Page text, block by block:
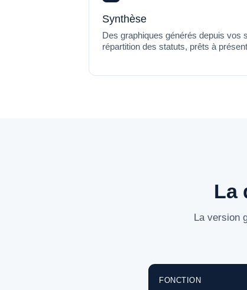
Synthèse
Des graphiques générés depuis vos
répartition des statuts, prêts à
La
La version
FONCTION